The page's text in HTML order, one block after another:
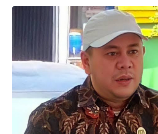
OPINI
BERITA
KONTAK
INFO